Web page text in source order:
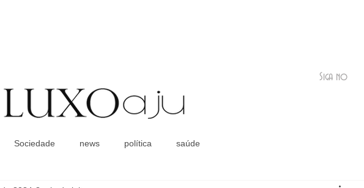
Coluna Social
Siga no
Sociedade news política saúde